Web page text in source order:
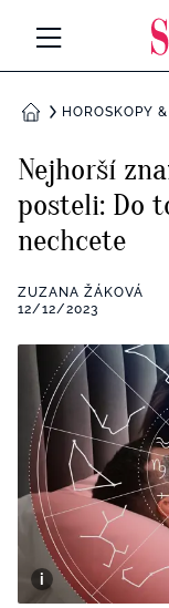
Všechny kategorie
Rozhovory
RETROHUBKY
Všechny kategorie
Seberozvoj
Všechny
Životní styl
ZÁBAVA
Všechny
Testy a kvízy
BYDLENÍ
Všechny
Tvoření
Rady a tipy
DOMŮHOROSKOPY
Nejhorší
posteli: Do
nechcete
ZUZANA ŽÁKOVÁ
12/12/2023